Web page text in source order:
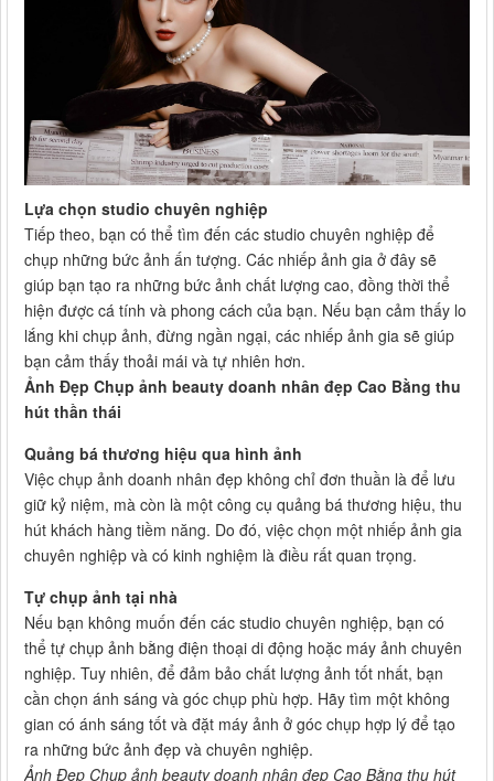
Lựa chọn studio chuyên nghiệp
Tiếp theo, bạn có thể tìm đến các studio chuyên nghiệp để
chụp những bức ảnh ấn tượng. Các nhiếp ảnh gia ở đây sẽ
giúp bạn tạo ra những bức ảnh chất lượng cao, đồng thời thể
hiện được cá tính và phong cách của bạn. Nếu bạn cảm thấy lo
lắng khi chụp ảnh, đừng ngần ngại, các nhiếp ảnh gia sẽ giúp
bạn cảm thấy thoải mái và tự nhiên hơn.
Ảnh Đẹp Chụp ảnh beauty doanh nhân đẹp Cao Bằng thu
hút thần thái
Quảng bá thương hiệu qua hình ảnh
Việc chụp ảnh doanh nhân đẹp không chỉ đơn thuần là để lưu
giữ kỷ niệm, mà còn là một công cụ quảng bá thương hiệu, thu
hút khách hàng tiềm năng. Do đó, việc chọn một nhiếp ảnh gia
chuyên nghiệp và có kinh nghiệm là điều rất quan trọng.
Tự chụp ảnh tại nhà
Nếu bạn không muốn đến các studio chuyên nghiệp, bạn có
thể tự chụp ảnh bằng điện thoại di động hoặc máy ảnh chuyên
nghiệp. Tuy nhiên, để đảm bảo chất lượng ảnh tốt nhất, bạn
cần chọn ánh sáng và góc chụp phù hợp. Hãy tìm một không
gian có ánh sáng tốt và đặt máy ảnh ở góc chụp hợp lý để tạo
ra những bức ảnh đẹp và chuyên nghiệp.
Ảnh Đẹp Chụp ảnh beauty doanh nhân đẹp Cao Bằng thu hút